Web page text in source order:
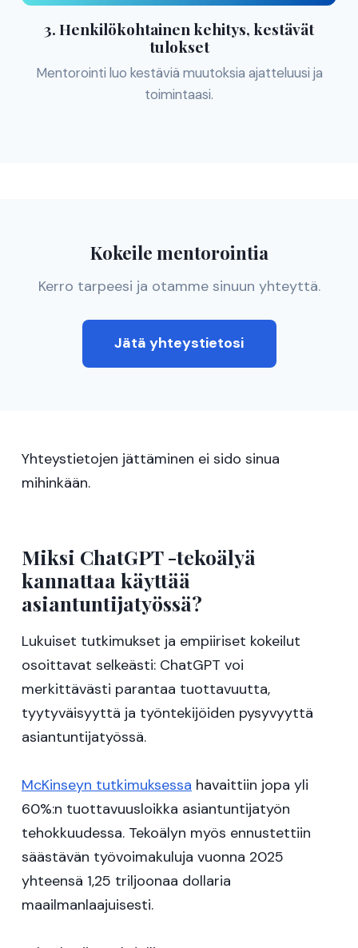
3. Henkilökohtainen kehitys, kestävät
tulokset
Mentorointi luo kestäviä muutoksia ajatteluusi ja
toimintaasi.
Kokeile mentorointia
Kerro tarpeesi ja otamme sinuun yhteyttä.
Jätä yhteystietosi
Yhteystietojen jättäminen ei sido sinua
mihinkään.
Miksi ChatGPT -tekoälyä
kannattaa käyttää
asiantuntijatyössä?
Lukuiset tutkimukset ja empiiriset kokeilut
osoittavat selkeästi: ChatGPT voi
merkittävästi parantaa tuottavuutta,
tyytyväisyyttä ja työntekijöiden pysyvyyttä
asiantuntijatyössä.
McKinseyn tutkimuksessa havaittiin jopa yli
60%:n tuottavuusloikka asiantuntijatyön
tehokkuudessa. Tekoälyn myös ennustettiin
säästävän työvoimakuluja vuonna 2025
yhteensä 1,25 triljoonaa dollaria
maailmanlaajuisesti.